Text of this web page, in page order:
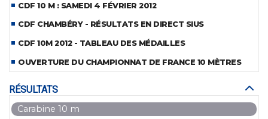
CDF 10 M : SAMEDI 4 FÉVRIER 2012
CDF CHAMBÉRY - RÉSULTATS EN DIRECT SIUS
CDF 10M 2012 - TABLEAU DES MÉDAILLES
OUVERTURE DU CHAMPIONNAT DE FRANCE 10 MÈTRES
RÉSULTATS
Carabine 10 m